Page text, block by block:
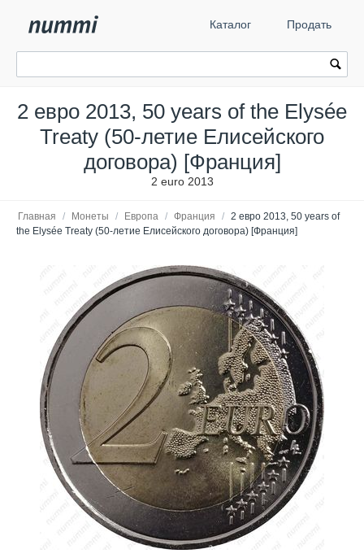
Каталог Продать
2 евро 2013, 50 years of the Elysée
Treaty (50-летие Елисейского
договора) [Франция]
2 euro 2013
Главная / Монеты / Европа / Франция / 2 евро 2013, 50 years of
the Elysée Treaty (50-летие Елисейского договора) [Франция]